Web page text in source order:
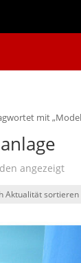
mit
angezeigtNach